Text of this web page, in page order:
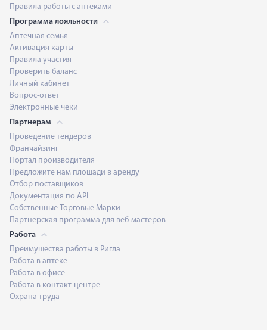
Правила работы с аптеками
Программа лояльности
Аптечная семья
Активация карты
Правила участия
Проверить баланс
Личный кабинет
Вопрос-ответ
Электронные чеки
Партнерам
Проведение тендеров
Франчайзинг
Портал производителя
Предложите нам площади в аренду
Отбор поставщиков
Документация по API
Собственные Торговые Марки
Партнерская программа для веб-мастеров
Работа
Преимущества работы в Ригла
Работа в аптеке
Работа в офисе
Работа в контакт-центре
Охрана труда